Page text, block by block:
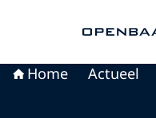
Home Actueel